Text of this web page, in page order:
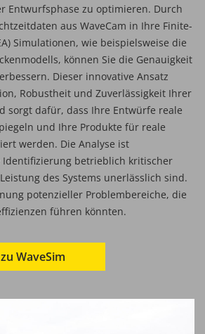
Entwurfsphase zu optimieren. Durch
aus WaveCam in Ihre Finite-
Simulationen, wie beispielsweise die
können Sie die Genauigkeit
Dieser innovative Ansatz
Robustheit und Zuverlässigkeit Ihrer
sorgt dafür, dass Ihre Entwürfe reale
und Ihre Produkte für reale
werden. Die Analyse ist
betrieblich kritischer
des Systems unerlässlich sind.
potenzieller Problembereiche, die
führen könnten.
WaveSim